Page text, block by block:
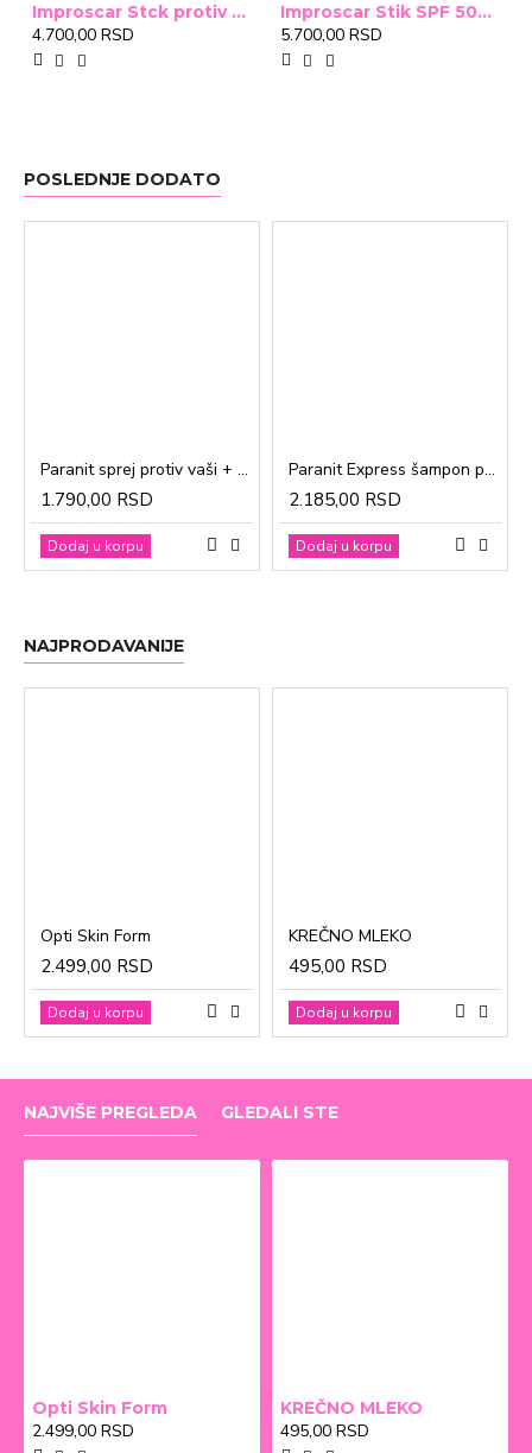
Improscar Stck protiv ožiljaka 4,6g
4.700,00 RSD
Improscar Stik SPF 50+ Conceal 6,9g (tonirani)
5.700,00 RSD
POSLEDNJE DODATO
Paranit sprej protiv vaši + češalj 100ml
1.790,00 RSD
Dodaj u korpu
Paranit Express šampon protiv vaši + češalj 200ml
2.185,00 RSD
Dodaj u korpu
NAJPRODAVANIJE
Opti Skin Form
2.499,00 RSD
Dodaj u korpu
KREČNO MLEKO
495,00 RSD
Dodaj u korpu
NAJVIŠE PREGLEDA GLEDALI STE
Opti Skin Form
2.499,00 RSD
KREČNO MLEKO
495,00 RSD